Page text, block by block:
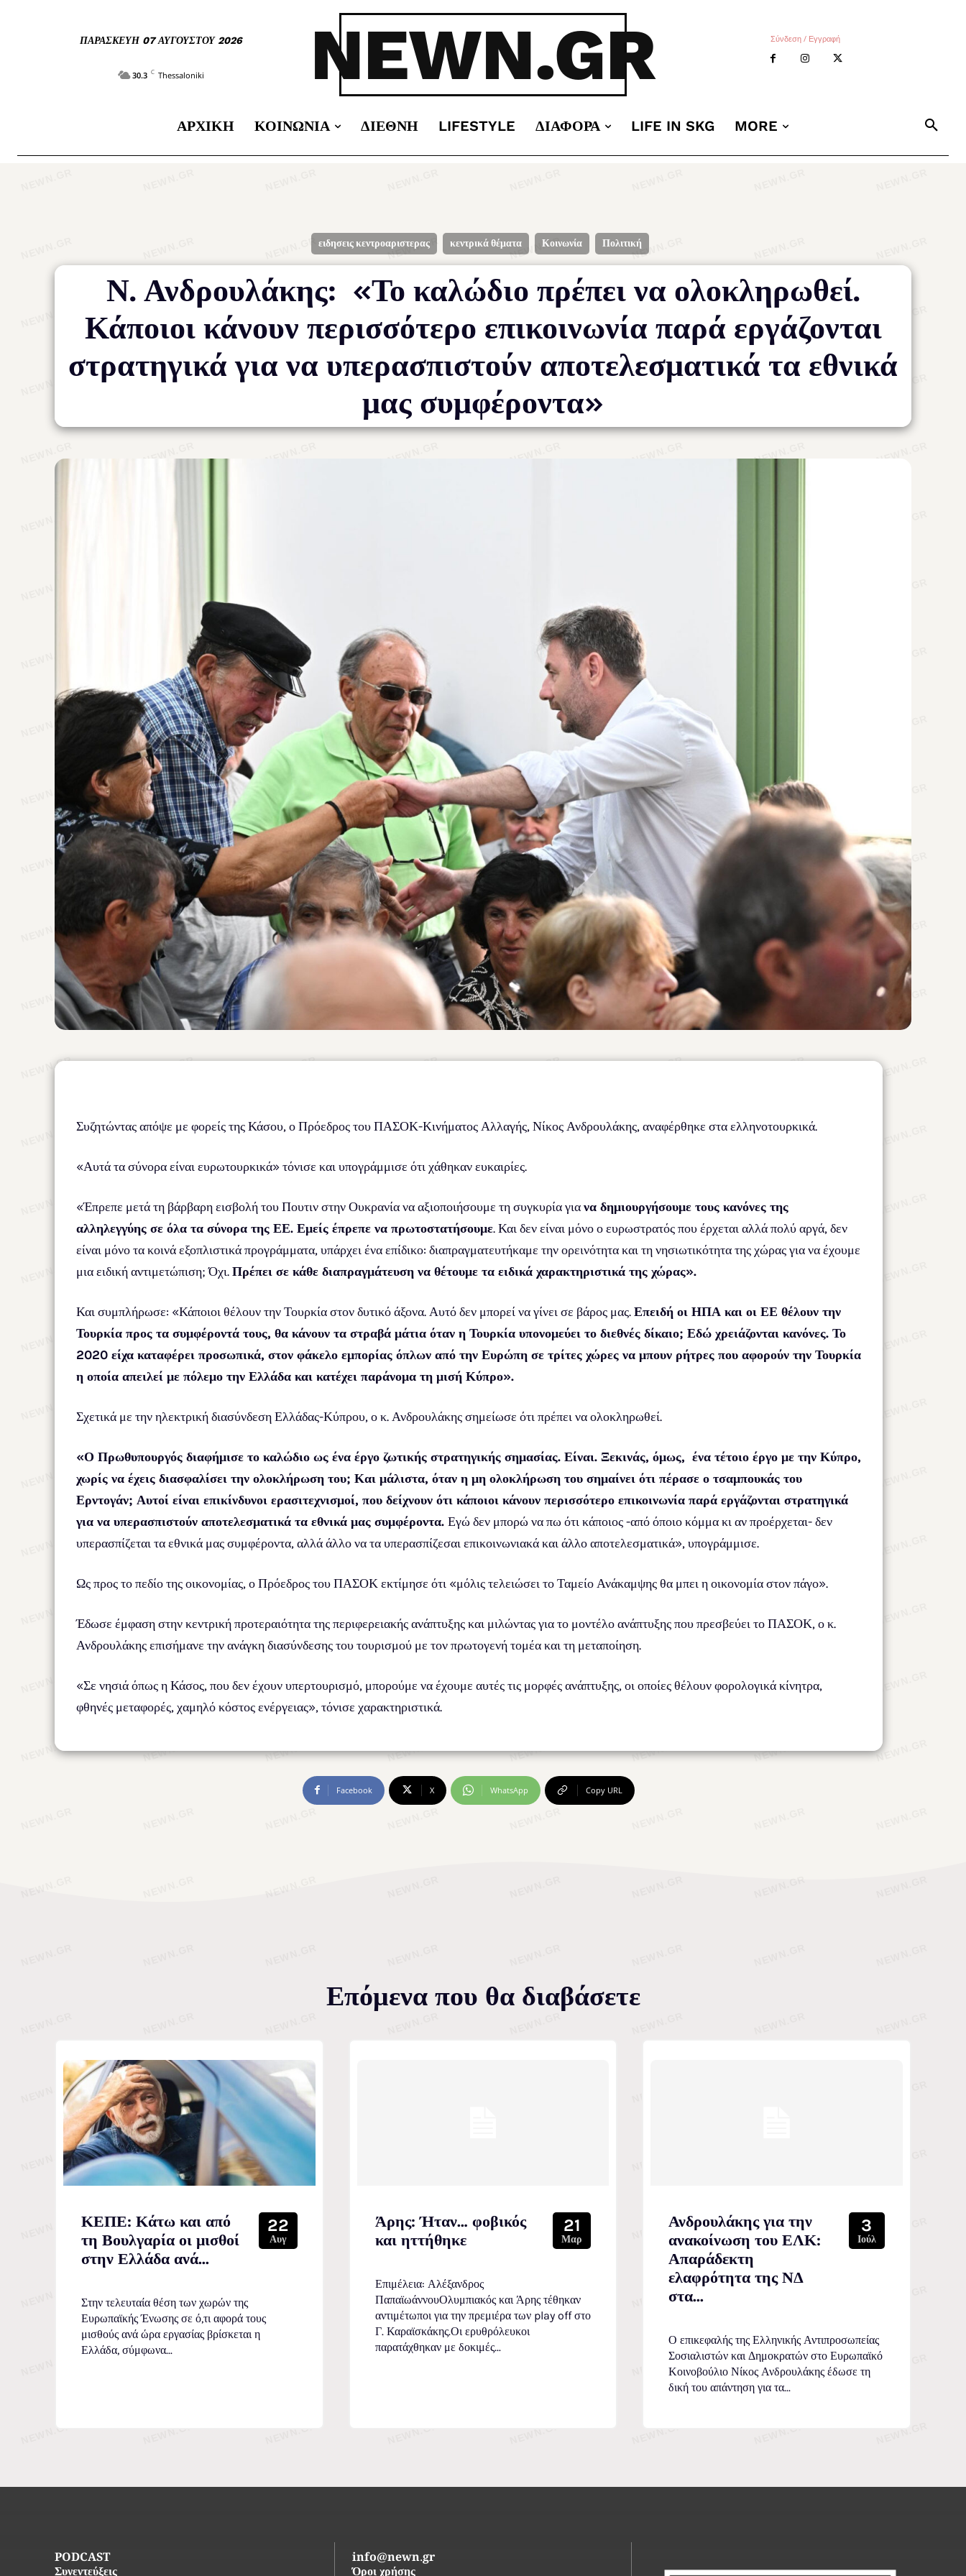
ΠΑΡΑΣΚΕΥΉ 07 ΑΥΓΟΎΣΤΟΥ 2026
30.3 C Thessaloniki NEWN.GR Σύνδεση / Εγγραφή
ΑΡΧΙΚΉ ΚΟΙΝΩΝΊΑ ΔΙΕΘΝΉ LIFESTYLE ΔΙΆΦΟΡΑ LIFE IN SKG MORE
ειδησεις κεντροαριστερας κεντρικά θέματα Κοινωνία Πολιτική
Ν. Ανδρουλάκης: «Το καλώδιο πρέπει να ολοκληρωθεί.
Κάποιοι κάνουν περισσότερο επικοινωνία παρά εργάζονται
στρατηγικά για να υπερασπιστούν αποτελεσματικά τα εθνικά
μας συμφέροντα»
Συζητώντας απόψε με φορείς της Κάσου, ο Πρόεδρος του ΠΑΣΟΚ-Κινήματος Αλλαγής, Νίκος Ανδρουλάκης, αναφέρθηκε στα ελληνοτουρκικά.
«Αυτά τα σύνορα είναι ευρωτουρκικά» τόνισε και υπογράμμισε ότι χάθηκαν ευκαιρίες.
«Έπρεπε μετά τη βάρβαρη εισβολή του Πουτιν στην Ουκρανία να αξιοποιήσουμε τη συγκυρία γιανα δημιουργήσουμε τους κανόνες της
αλληλεγγύης σε όλα τα σύνορα της ΕΕ. Εμείς έπρεπε να πρωτοστατήσουμε. Και δεν είναι μόνο ο ευρωστρατός που έρχεται αλλά πολύ αργά, δεν
είναι μόνο τα κοινά εξοπλιστικά προγράμματα, υπάρχει ένα επίδικο: διαπραγματευτήκαμε την ορεινότητα και τη νησιωτικότητα της χώρας για να έχουμε
μια ειδική αντιμετώπιση; Όχι.Πρέπει σε κάθε διαπραγμάτευση να θέτουμε τα ειδικά χαρακτηριστικά της χώρας».
Και συμπλήρωσε: «Κάποιοι θέλουν την Τουρκία στον δυτικό άξονα. Αυτό δεν μπορεί να γίνει σε βάρος μας.Επειδή οι ΗΠΑ και οι ΕΕ θέλουν την
Τουρκία προς τα συμφέροντά τους, θα κάνουν τα στραβά μάτια όταν η Τουρκία υπονομεύει το διεθνές δίκαιο; Εδώ χρειάζονται κανόνες. Το
2020 είχα καταφέρει προσωπικά, στον φάκελο εμπορίας όπλων από την Ευρώπη σε τρίτες χώρες να μπουν ρήτρες που αφορούν την Τουρκία
η οποία απειλεί με πόλεμο την Ελλάδα και κατέχει παράνομα τη μισή Κύπρο».
Σχετικά με την ηλεκτρική διασύνδεση Ελλάδας-Κύπρου, ο κ. Ανδρουλάκης σημείωσε ότι πρέπει να ολοκληρωθεί.
«Ο Πρωθυπουργός διαφήμισε το καλώδιο ως ένα έργο ζωτικής στρατηγικής σημασίας. Είναι. Ξεκινάς, όμως, ένα τέτοιο έργο με την Κύπρο,
χωρίς να έχεις διασφαλίσει την ολοκλήρωση του; Και μάλιστα, όταν η μη ολοκλήρωση του σημαίνει ότι πέρασε ο τσαμπουκάς του
Ερντογάν; Αυτοί είναι επικίνδυνοι ερασιτεχνισμοί, που δείχνουν ότι κάποιοι κάνουν περισσότερο επικοινωνία παρά εργάζονται στρατηγικά
για να υπερασπιστούν αποτελεσματικά τα εθνικά μας συμφέροντα. Εγώ δεν μπορώ να πω ότι κάποιος -από όποιο κόμμα κι αν προέρχεται- δεν
υπερασπίζεται τα εθνικά μας συμφέροντα, αλλά άλλο να τα υπερασπίζεσαι επικοινωνιακά και άλλο αποτελεσματικά», υπογράμμισε.
Ως προς το πεδίο της οικονομίας, ο Πρόεδρος του ΠΑΣΟΚ εκτίμησε ότι «μόλις τελειώσει το Ταμείο Ανάκαμψης θα μπει η οικονομία στον πάγο».
Έδωσε έμφαση στην κεντρική προτεραιότητα της περιφερειακής ανάπτυξης και μιλώντας για το μοντέλο ανάπτυξης που πρεσβεύει το ΠΑΣΟΚ, ο κ.
Ανδρουλάκης επισήμανε την ανάγκη διασύνδεσης του τουρισμού με τον πρωτογενή τομέα και τη μεταποίηση.
«Σε νησιά όπως η Κάσος, που δεν έχουν υπερτουρισμό, μπορούμε να έχουμε αυτές τις μορφές ανάπτυξης, οι οποίες θέλουν φορολογικά κίνητρα,
φθηνές μεταφορές, χαμηλό κόστος ενέργειας», τόνισε χαρακτηριστικά.
Facebook X WhatsApp Copy URL
Επόμενα που θα διαβάσετε
ΚΕΠΕ: Κάτω και από
τη Βουλγαρία οι μισθοί
στην Ελλάδα ανά...
22
Αυγ
Στην τελευταία θέση των χωρών της
Ευρωπαϊκής Ένωσης σε ό,τι αφορά τους
μισθούς ανά ώρα εργασίας βρίσκεται η
Ελλάδα, σύμφωνα...
Άρης: Ήταν… φοβικός
και ηττήθηκε
21
Μαρ
Επιμέλεια: Αλέξανδρος
ΠαπαϊωάννουΟλυμπιακός και Άρης τέθηκαν
αντιμέτωποι για την πρεμιέρα των play off στο
Γ. Καραϊσκάκης.Οι ερυθρόλευκοι
παρατάχθηκαν με δοκιμές...
Ανδρουλάκης για την
ανακοίνωση του ΕΛΚ:
Απαράδεκτη
ελαφρότητα της ΝΔ
στα...
3
Ιούλ
Ο επικεφαλής της Ελληνικής Αντιπροσωπείας
Σοσιαλιστών και Δημοκρατών στο Ευρωπαϊκό
Κοινοβούλιο Νίκος Ανδρουλάκης έδωσε τη
δική του απάντηση για τα...
PODCAST info@newn.gr